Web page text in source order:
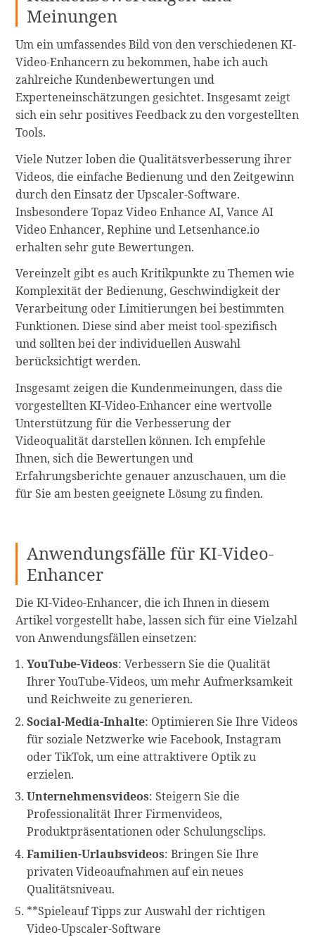
Meinungen
Um ein umfassendes Bild von den verschiedenen KI-
Video-Enhancern zu bekommen, habe ich auch
zahlreiche Kundenbewertungen und
Experteneinschätzungen gesichtet. Insgesamt zeigt
sich ein sehr positives Feedback zu den vorgestellten
Tools.
Viele Nutzer loben die Qualitätsverbesserung ihrer
Videos, die einfache Bedienung und den Zeitgewinn
durch den Einsatz der Upscaler-Software.
Insbesondere Topaz Video Enhance AI, Vance AI
Video Enhancer, Rephine und Letsenhance.io
erhalten sehr gute Bewertungen.
Vereinzelt gibt es auch Kritikpunkte zu Themen wie
Komplexität der Bedienung, Geschwindigkeit der
Verarbeitung oder Limitierungen bei bestimmten
Funktionen. Diese sind aber meist tool-spezifisch
und sollten bei der individuellen Auswahl
berücksichtigt werden.
Insgesamt zeigen die Kundenmeinungen, dass die
vorgestellten KI-Video-Enhancer eine wertvolle
Unterstützung für die Verbesserung der
Videoqualität darstellen können. Ich empfehle
Ihnen, sich die Bewertungen und
Erfahrungsberichte genauer anzuschauen, um die
für Sie am besten geeignete Lösung zu finden.
Anwendungsfälle für KI-Video-
Enhancer
Die KI-Video-Enhancer, die ich Ihnen in diesem
Artikel vorgestellt habe, lassen sich für eine Vielzahl
von Anwendungsfällen einsetzen:
YouTube-Videos: Verbessern Sie die Qualität
Ihrer YouTube-Videos, um mehr Aufmerksamkeit
und Reichweite zu generieren.
Social-Media-Inhalte: Optimieren Sie Ihre Videos
für soziale Netzwerke wie Facebook, Instagram
oder TikTok, um eine attraktivere Optik zu
erzielen.
Unternehmensvideos: Steigern Sie die
Professionalität Ihrer Firmenvideos,
Produktpräsentationen oder Schulungsclips.
Familien-Urlaubsvideos: Bringen Sie Ihre
privaten Videoaufnahmen auf ein neues
Qualitätsniveau.
**Spieleauf Tipps zur Auswahl der richtigen
Video-Upscaler-Software